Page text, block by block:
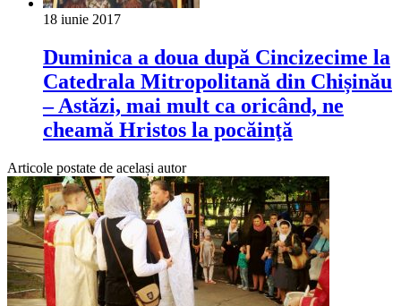
18 iunie 2017
Duminica a doua după Cincizecime la
Catedrala Mitropolitană din Chișinău
– Astăzi, mai mult ca oricând, ne
cheamă Hristos la pocăinţă
Articole postate de același autor